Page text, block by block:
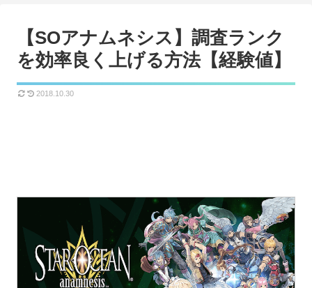
【SOアナムネシス】調査ランク
を効率良く上げる方法【経験値】
2018.10.30